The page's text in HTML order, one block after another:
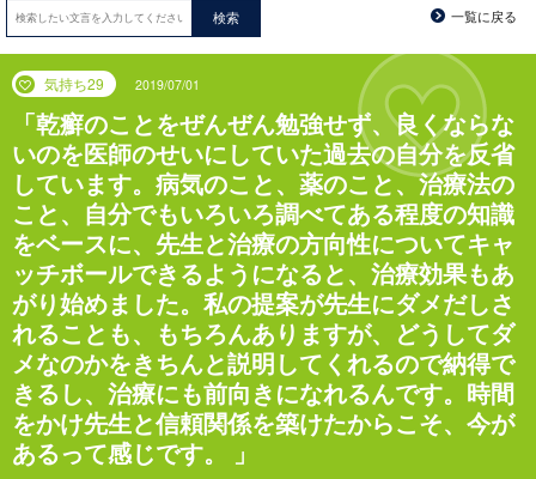
検索 一覧に戻る
気持ち29 2019/07/01
乾癬のことをぜんぜん勉強せず、良くならな
いのを医師のせいにしていた過去の自分を反省
しています。病気のこと、薬のこと、治療法の
こと、自分でもいろいろ調べてある程度の知識
をベースに、先生と治療の方向性についてキャ
ッチボールできるようになると、治療効果もあ
がり始めました。私の提案が先生にダメだしさ
れることも、もちろんありますが、どうしてダ
メなのかをきちんと説明してくれるので納得で
きるし、治療にも前向きになれるんです。時間
をかけ先生と信頼関係を築けたからこそ、今が
あるって感じです。